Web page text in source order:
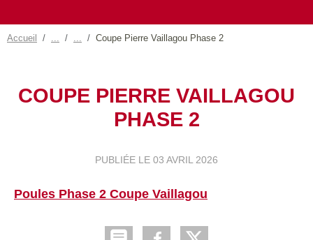
Accueil Coupe Pierre Vaillagou Phase 2
COUPE PIERRE VAILLAGOU
PHASE 2
PUBLIÉE LE 03 AVRIL 2026
Poules Phase 2 Coupe Vaillagou